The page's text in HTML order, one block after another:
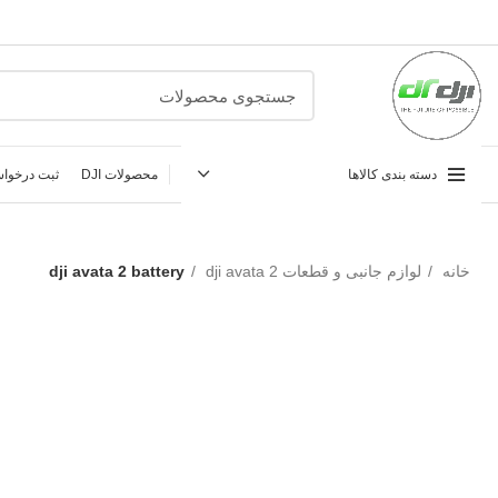
دسته بندی کالاها محصولات DJI ثبت
خانه لوازم جانبی و قطعات dji avata 2 dji avata 2 battery